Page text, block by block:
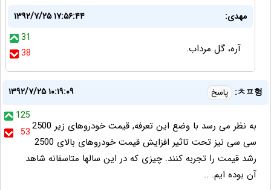
مهدی:
۱۳۹۲/۷/۲۵ ۱۷:۵۶:۴۴
31
38
آره، گل مرداب.
ㅊㅍ형: پاسخ
۱۳۹۲/۷/۲۵ ۱۰:۱۹:۰۹
125
53به نظر می رسد با وضع این تعرفه, قیمت خودروهای زیر 2500
سی سی نیز تحت تاثیر افزایش قیمت خودروهای بالای 2500
رشد قیمت را تجربه کنند. چیزی که در این سالها متاسفانه شاهد
آن بوده ایم. ..